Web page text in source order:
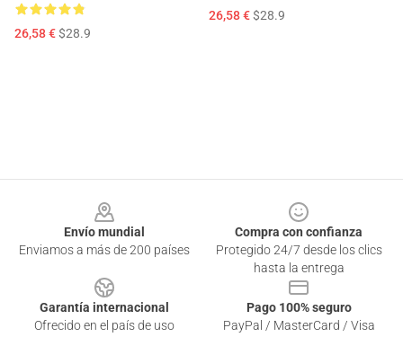
26,58 €$28.9
26,58 €$28.9
Envío mundial
Enviamos a más de 200 países
Compra con confianza
Protegido 24/7 desde los clics
hasta la entrega
Garantía internacional
Ofrecido en el país de uso
Pago 100% seguro
PayPal / MasterCard / Visa